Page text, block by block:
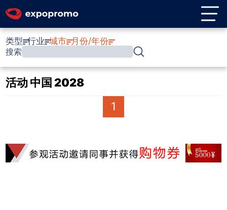
类型 行业 城市 月份/年份
搜索
活动 中国 2028
1